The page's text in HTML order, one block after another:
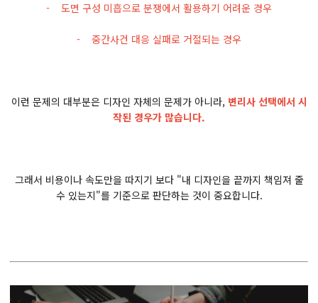
- 도면 구성 미흡으로 분쟁에서 활용하기 어려운 경우
- 중간사건 대응 실패로 거절되는 경우
이런 문제의 대부분은 디자인 자체의 문제가 아니라, 변리사 선택에서 시
작된 경우가 많습니다.
그래서 비용이나 속도만을 따지기 보다 "내 디자인을 끝까지 책임져 줄
수 있는지"를 기준으로 판단하는 것이 중요합니다.